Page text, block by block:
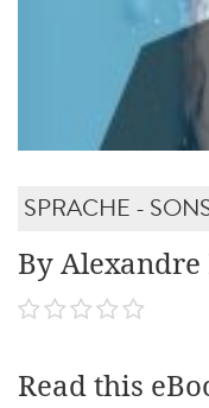
SPRACHE -
By Alexandre
Read this